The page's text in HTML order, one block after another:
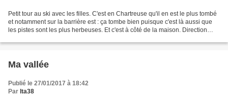
Petit tour au ski avec les filles. C'est en Chartreuse qu'il en est le plus tombé
et notamment sur la barrière est : ça tombe bien puisque c'est là aussi que
les pistes sont les plus herbeuses. Et c'est à côté de la maison. Direction
Ma vallée
Publié le 27/01/2017 à 18:42
Par lta38